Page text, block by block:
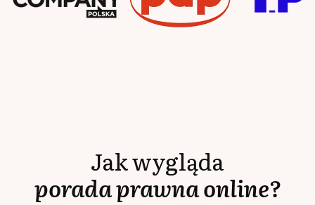
Jak wygląda
porada prawna online?